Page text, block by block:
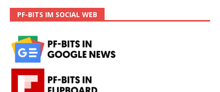
PF-BITS IM SOCIAL WEB